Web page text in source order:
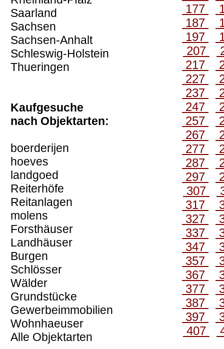
Saarland
Sachsen
Sachsen-Anhalt
Schleswig-Holstein
Thueringen
Kaufgesuche
nach Objektarten:
boerderijen
hoeves
landgoed
Reiterhöfe
Reitanlagen
molens
Forsthäuser
Landhäuser
Burgen
Schlösser
Wälder
Grundstücke
Gewerbeimmobilien
Wohnhaeuser
Alle Objektarten
177
187
197
207
217
227
237
247
257
267
277
287
297
307
317
327
337
347
357
367
377
387
397
407